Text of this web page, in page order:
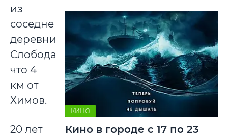
из
соседней
деревни
Слобода,
что 4
км от
Химов.
20 лет
КИНО
Кино в городе с 17 по 23